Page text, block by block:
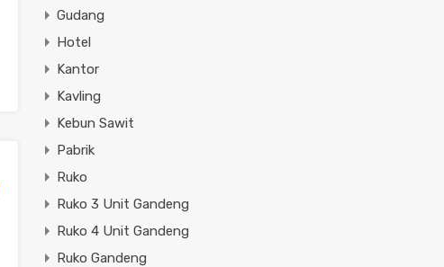
Gudang
Hotel
Kantor
Kavling
Kebun Sawit
Pabrik
Ruko
Ruko 3 Unit Gandeng
Ruko 4 Unit Gandeng
Ruko Gandeng